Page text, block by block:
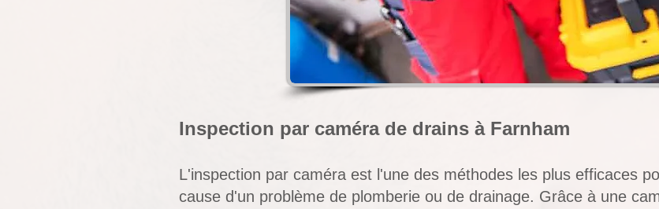
Inspection par caméra de drains à Farnham
L'inspection par caméra est l'une des méthodes les plus efficaces
cause d'un problème de plomberie ou de drainage. Grâce à une